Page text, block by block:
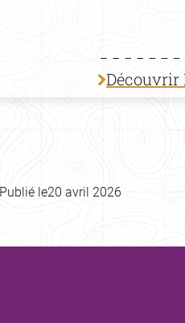
Découvrir
Publié le20 avril 2026